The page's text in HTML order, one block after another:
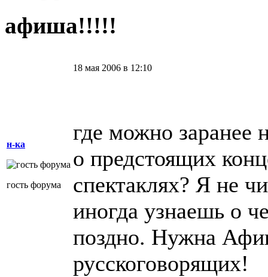
афиша!!!!!
н-ка
гость форума
18 мая 2006 в 12:10
где можно
о предстоящих
спектаклях? Я не
иногда узнаешь о
поздно. Нужна
русскоговорящих!